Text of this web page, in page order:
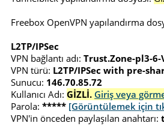
Freebox OpenVPN yapılandırma
L2TP/IPSec
VPN bağlantı adı: Trust.Zone-pl3-6-
VPN türü: L2TP/IPSec with pre-
Sunucu: 146.70.85.72
Kullanıcı Adı: GİZLİ. Giriş veya
Parola: ***** [Görüntülemek için
VPN'in önceden paylaşılan anahtarı: